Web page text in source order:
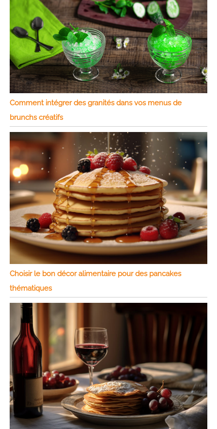
Comment intégrer des granités dans vos menus de
brunchs créatifs
Choisir le bon décor alimentaire pour des pancakes
thématiques